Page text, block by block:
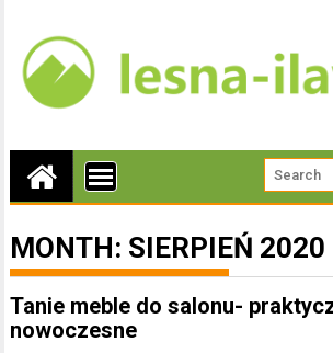
MONTH: SIERPIEŃ 2020
Tanie meble do salonu-
nowoczesne